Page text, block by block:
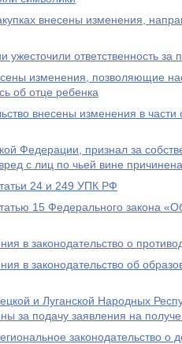
внесены изменения,
ужесточили ответственность за
изменения, позволяющие
об отце ребенка
внесены изменения в
Федерации, признал за
с лиц по чьей вине
24 и 249 УПК РФ
15 Федерального закона
в законодательство о
в законодательство об
и Луганской Народных
за подачу заявления на
законодательство о